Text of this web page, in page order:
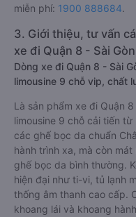
miễn phí: 1900 888684.
3. Giới thiệu, tư vấn
xe đi Quận 8 - Sài
Dòng xe đi Quận 8 - Sài
limousine 9 chỗ vip, chất
Là sản phẩm xe đi Quận
limousine 9 chỗ cải tiến
các ghế bọc da chuẩn
hành trình xa, mà còn
ghế bọc da bình thường.
hiện đại như ti-vi, tủ lạnh
thống âm thanh cao cấp.
khoang lái và khoang